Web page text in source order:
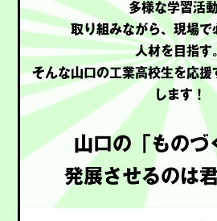
多様な学習活
取り組みながら、現場で
人材を目指す
そんな山口の工業高校生を応援
します！
山口の「ものづ
発展させるのは